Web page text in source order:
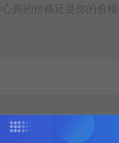
房的价格还是你的价